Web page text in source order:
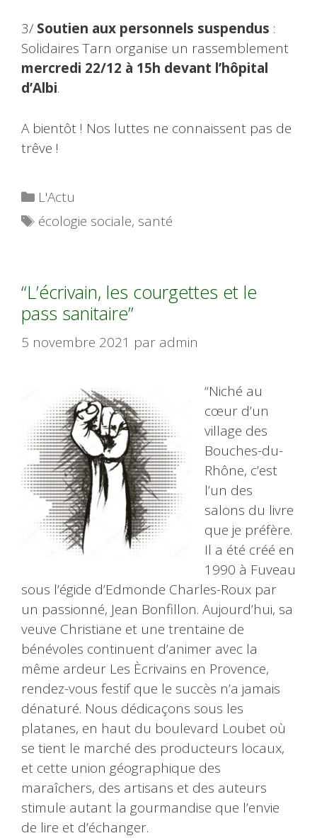
3/ Soutien aux personnels suspendus :
Solidaires Tarn organise un rassemblement
mercredi 22/12 à 15h devant l’hôpital
d’Albi.
A bientôt ! Nos luttes ne connaissent pas de
trêve !
Catégories
L'Actu
Étiquettes
écologie sociale, santé
“L’écrivain, les courgettes et le
pass sanitaire”
5 novembre 2021 par admin
“Niché au
cœur d’un
village des
Bouches-du-
Rhône, c’est
l’un des
salons du livre
que je préfère.
Il a été créé en
1990 à Fuveau
sous l’égide d’Edmonde Charles-Roux par
un passionné, Jean Bonfillon. Aujourd’hui, sa
veuve Christiane et une trentaine de
bénévoles continuent d’animer avec la
même ardeur Les Ècrivains en Provence,
rendez-vous festif que le succès n’a jamais
dénaturé. Nous dédicaçons sous les
platanes, en haut du boulevard Loubet où
se tient le marché des producteurs locaux,
et cette union géographique des
maraîchers, des artisans et des auteurs
stimule autant la gourmandise que l’envie
de lire et d’échanger.